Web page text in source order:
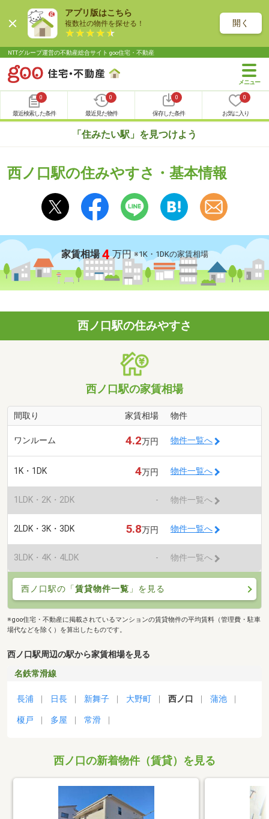
アプリ版はこちら
複数社の物件を探せる！ 開く
NTTグループ運営の不動産総合サイト goo住宅・不動産
0
最近検索した条件
0
最近見た物件
0
保存した条件
0
お気に入り
「住みたい駅」を見つけよう
西ノ口駅の住みやすさ・基本情報
家賃相場 4 万円 ※1K・1DKの家賃相場
西ノ口駅の住みやすさ
西ノ口駅の家賃相場
間取り 家賃相場 物件
ワンルーム 4.2万円 物件一覧へ
1K・1DK 4万円 物件一覧へ
1LDK・2K・2DK - 物件一覧へ
2LDK・3K・3DK 5.8万円 物件一覧へ
3LDK・4K・4LDK - 物件一覧へ
西ノ口駅の「賃貸物件一覧 」を見る
※goo住宅・不動産に掲載されているマンションの賃貸物件の平均賃料（管理費・駐車
場代などを除く）を算出したものです。
西ノ口駅周辺の駅から家賃相場を見る
名鉄常滑線
長浦 日長 新舞子 大野町 西ノ口 蒲池
榎戸 多屋 常滑
西ノ口の新着物件（賃貸）を見る